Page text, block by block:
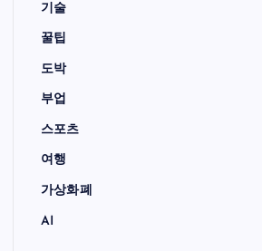
기술
꿀팁
도박
부업
스포츠
여행
가상화폐
AI